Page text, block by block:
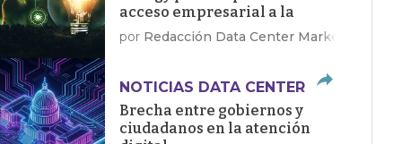
acceso empresarial a la
energía limpia
por Redacción Data Center Market
NOTICIAS DATA CENTER
Brecha entre gobiernos y
ciudadanos en la atención